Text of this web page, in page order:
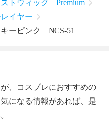
ストウィッグ Premium
イヤー
ーピンク NCS-51
、コスプレにおすすめの
になる情報があれば、是